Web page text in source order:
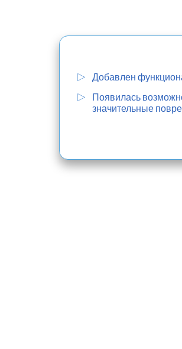
Добавлен
Появилась
значительные